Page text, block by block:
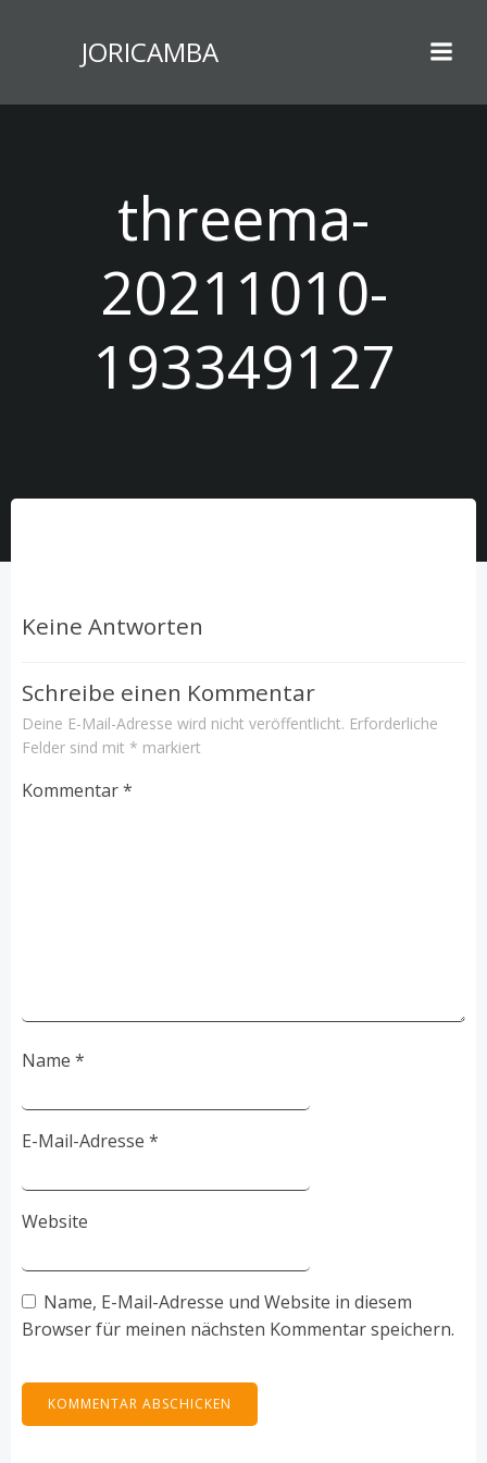
JORICAMBA
threema-
20211010-
193349127
Keine Antworten
Schreibe einen Kommentar
Deine E-Mail-Adresse wird nicht veröffentlicht. Erforderliche
Felder sind mit * markiert
Kommentar*
Name *
E-Mail-Adresse *
Website
Name, E-Mail-Adresse und Website in diesem
Browser für meinen nächsten Kommentar speichern.